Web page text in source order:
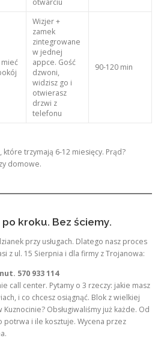
mieć
Wizjer +
zamek
zintegrowane
w jednej
appce. Gość
dzwoni,
widzisz go i
otwierasz
drzwi z
telefonu
90-120 min
które trzymają 6-12 miesięcy. Prąd?
domowe.
kroku. Bez ściemy.
przy usługach. Dlatego nasz proces
z ul. 15 Sierpnia i dla firmy z Trojanowa:
570 933 114
call center. Pytamy o 3 rzeczy: jakie masz
i co chcesz osiągnąć. Blok z wielkiej
Kuznocinie? Obsługiwaliśmy już każde. Od
potrwa i ile kosztuje. Wycena przez